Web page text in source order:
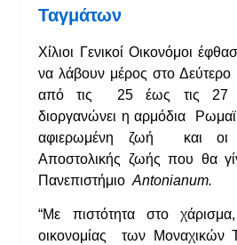
Ταγμάτων
Χίλιοι Γενικοί Οικονόμοι
να λάβουν μέρος στο
από τις 25 έως τις 27
διοργανώνει η αρμόδια
αφιερωμένη ζωή και οι
Αποστολικής ζωής που θα
ΠανεπιστήμιοAntonianum.
“Με πιστότητα στο
οικονομίας των Μοναχικών